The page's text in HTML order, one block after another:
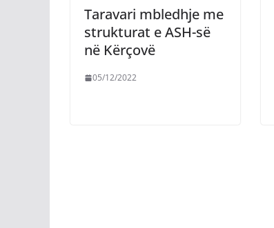
Taravari mbledhje me
strukturat e ASH-së
në Kërçovë
05/12/2022